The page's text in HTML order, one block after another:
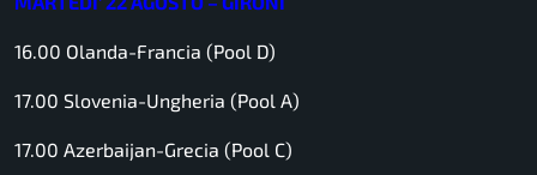
16.00 Olanda-Francia (Pool D)
17.00 Slovenia-Ungheria (Pool A)
17.00 Azerbaijan-Grecia (Pool C)